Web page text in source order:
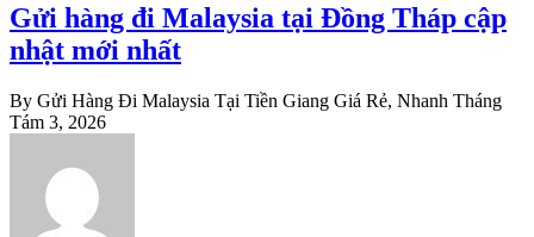
Gửi hàng đi Malaysia tại Đồng Tháp cập
nhật mới nhất
By Gửi Hàng Đi Malaysia Tại Tiền Giang Giá Rẻ, Nhanh Tháng
Tám 3, 2026